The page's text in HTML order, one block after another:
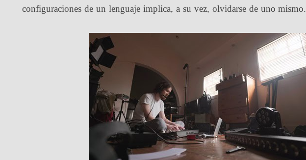
configuraciones de un lenguaje implica, a su vez, olvidarse de uno mismo.